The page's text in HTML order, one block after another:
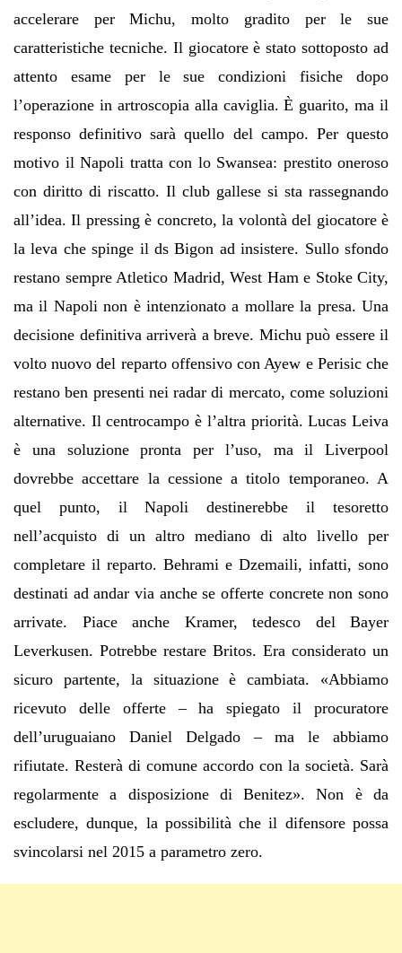
accelerare per Michu, molto gradito per le sue
caratteristiche tecniche. Il giocatore è stato sottoposto ad
attento esame per le sue condizioni fisiche dopo
l’operazione in artroscopia alla caviglia. È guarito, ma il
responso definitivo sarà quello del campo. Per questo
motivo il Napoli tratta con lo Swansea: prestito oneroso
con diritto di riscatto. Il club gallese si sta rassegnando
all’idea. Il pressing è concreto, la volontà del giocatore è
la leva che spinge il ds Bigon ad insistere. Sullo sfondo
restano sempre Atletico Madrid, West Ham e Stoke City,
ma il Napoli non è intenzionato a mollare la presa. Una
decisione definitiva arriverà a breve. Michu può essere il
volto nuovo del reparto offensivo con Ayew e Perisic che
restano ben presenti nei radar di mercato, come soluzioni
alternative. Il centrocampo è l’altra priorità. Lucas Leiva
è una soluzione pronta per l’uso, ma il Liverpool
dovrebbe accettare la cessione a titolo temporaneo. A
quel punto, il Napoli destinerebbe il tesoretto
nell’acquisto di un altro mediano di alto livello per
completare il reparto. Behrami e Dzemaili, infatti, sono
destinati ad andar via anche se offerte concrete non sono
arrivate. Piace anche Kramer, tedesco del Bayer
Leverkusen. Potrebbe restare Britos. Era considerato un
sicuro partente, la situazione è cambiata. «Abbiamo
ricevuto delle offerte – ha spiegato il procuratore
dell’uruguaiano Daniel Delgado – ma le abbiamo
rifiutate. Resterà di comune accordo con la società. Sarà
regolarmente a disposizione di Benitez». Non è da
escludere, dunque, la possibilità che il difensore possa
svincolarsi nel 2015 a parametro zero.